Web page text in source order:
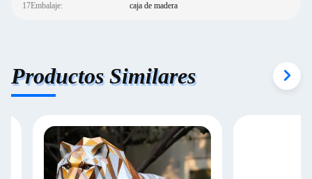
17Embalaje: caja de madera
Productos Similares